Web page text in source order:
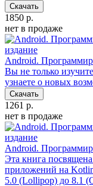
Скачать
1850 р.
нет в продаже
Android.
Вы не только
узнаете о новых
Скачать
1261 р.
нет в продаже
Android.
Эта книга
приложений на
5.0 (Lollipop) до 8.1